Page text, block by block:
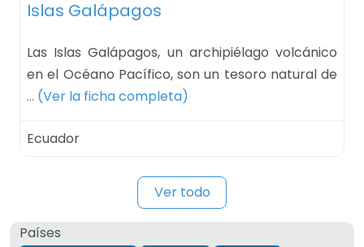
Islas Galápagos
Las Islas Galápagos, un archipiélago volcánico
en el Océano Pacífico, son un tesoro natural de
… (Ver la ficha completa)
Ecuador
Ver todo
Países